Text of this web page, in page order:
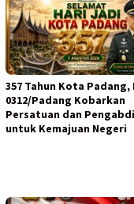
357 Tahun Kota
0312/Padang Kobarkan
Persatuan dan
untuk Kemajuan Negeri